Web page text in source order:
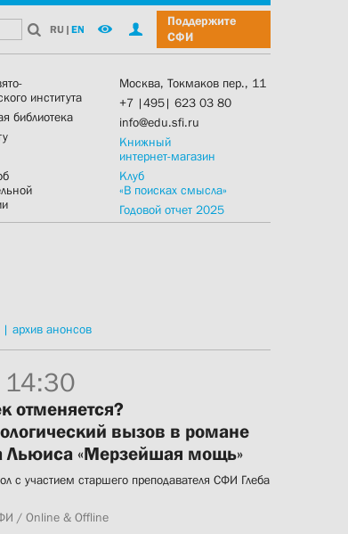
RU | EN
Поддержите
СФИ
института
библиотека
Москва, Токмаков пер., 11
+7 |495| 623 03 80
info@edu.sfi.ru
Книжный
интернет-магазин
Клуб
«В поисках смысла»
Годовой отчет 2025
| архив анонсов
14:30
отменяется?
вызов в романе
Льюиса «Мерзейшая мощь»
с участием старшего преподавателя СФИ Глеба
/ Online & Offline